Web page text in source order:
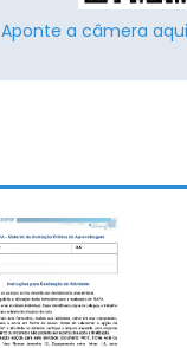
Aponte a câmera